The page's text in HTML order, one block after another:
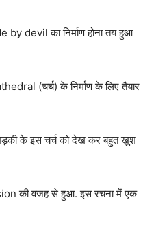
devil का निर्माण होना तय हुआ
(चर्च) के निर्माण के लिए तैयार
के इस चर्च को देख कर बहुत खुश
की वजह से हुआ. इस रचना में एक